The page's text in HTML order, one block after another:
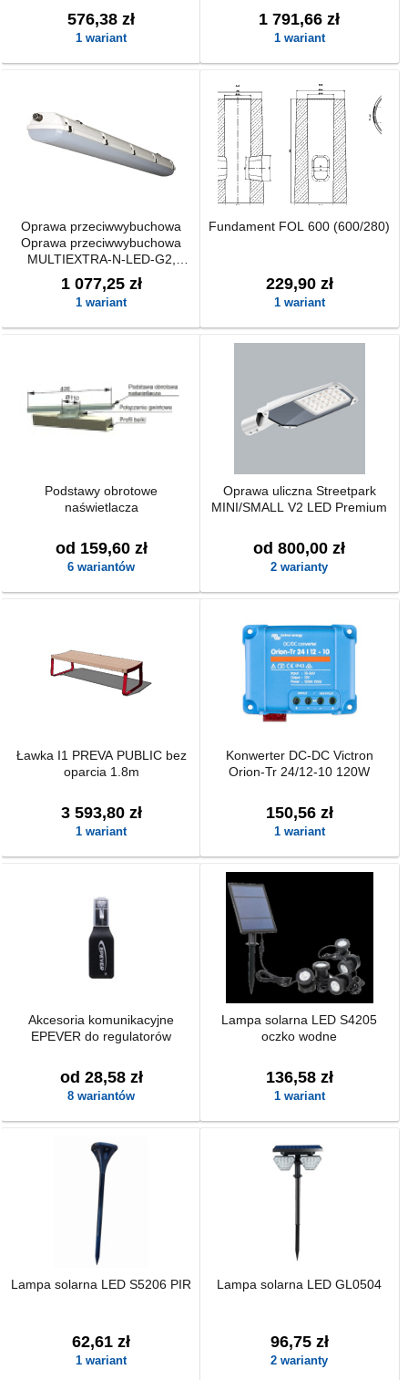
576,38 zł
1 wariant
1 791,66 zł
1 wariant
Oprawa przeciwwybuchowa
Oprawa przeciwwybuchowa
MULTIEXTRA-N-LED-G2,
strefa 2/22
1 077,25 zł
1 wariant
Fundament FOL 600 (600/280)
229,90 zł
1 wariant
Podstawy obrotowe
naświetlacza
od 159,60 zł
6 wariantów
Oprawa uliczna Streetpark
MINI/SMALL V2 LED Premium
od 800,00 zł
2 warianty
Ławka I1 PREVA PUBLIC bez
oparcia 1.8m
3 593,80 zł
1 wariant
Konwerter DC-DC Victron
Orion-Tr 24/12-10 120W
150,56 zł
1 wariant
Akcesoria komunikacyjne
EPEVER do regulatorów
od 28,58 zł
8 wariantów
Lampa solarna LED S4205
oczko wodne
136,58 zł
1 wariant
Lampa solarna LED S5206 PIR
62,61 zł
1 wariant
Lampa solarna LED GL0504
96,75 zł
2 warianty